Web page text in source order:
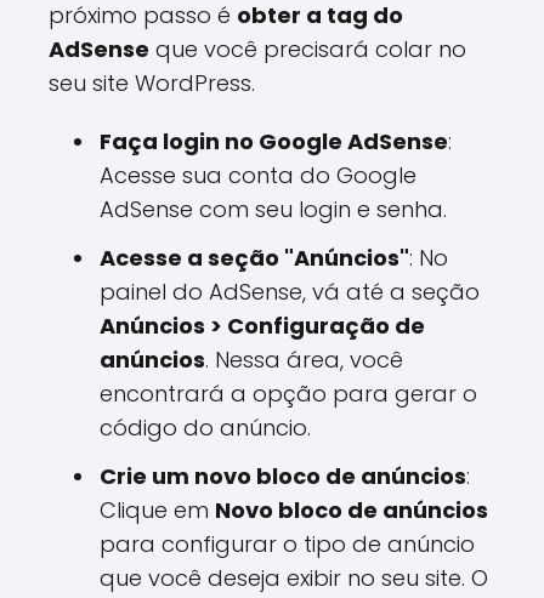
próximo passo é obter a tag do
AdSense que você precisará colar no
seu site WordPress.
Faça login no Google AdSense:
Acesse sua conta do Google
AdSense com seu login e senha.
Acesse a seção "Anúncios": No
painel do AdSense, vá até a seção
Anúncios > Configuração de
anúncios. Nessa área, você
encontrará a opção para gerar o
código do anúncio.
Crie um novo bloco de anúncios:
Clique em Novo bloco de anúncios
para configurar o tipo de anúncio
que você deseja exibir no seu site. O